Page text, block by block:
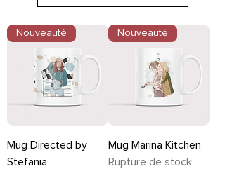
Nouveauté
Mug Directed by
Stefania
Nouveauté
Mug Marina Kitchen
Rupture de stock